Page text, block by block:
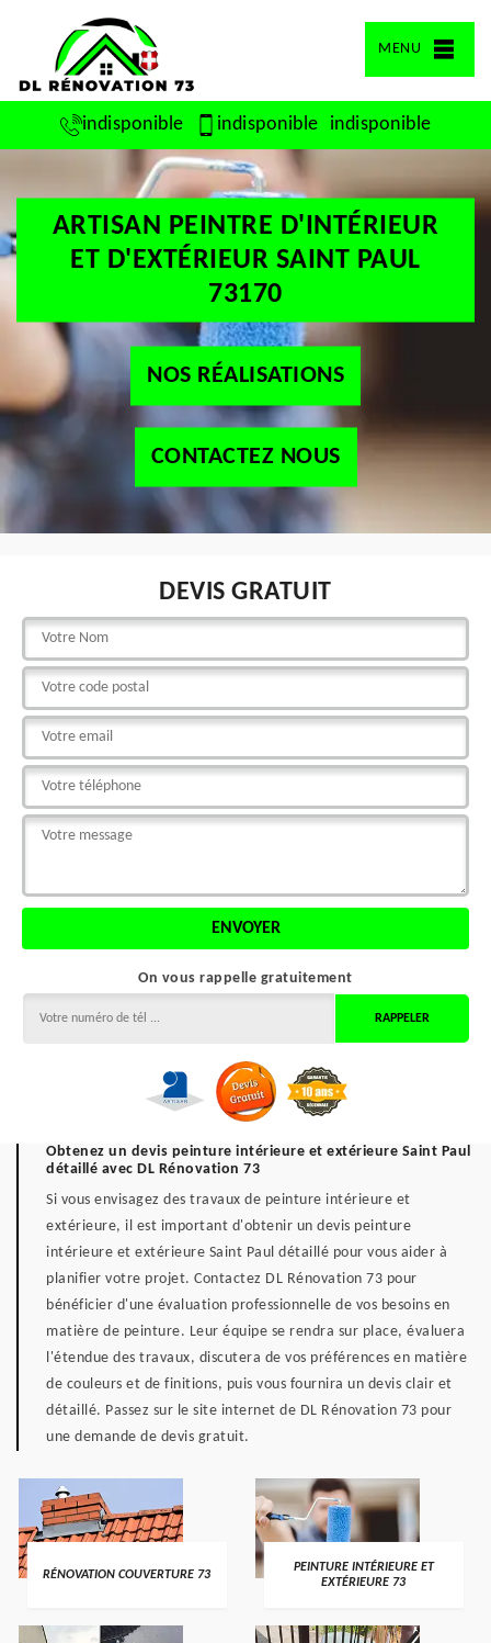
MENU
indisponible indisponible indisponible
ARTISAN PEINTRE D'INTÉRIEUR
ET D'EXTÉRIEUR SAINT PAUL
73170
NOS RÉALISATIONS
CONTACTEZ NOUS
DEVIS GRATUIT
On vous rappelle gratuitement
Obtenez un devis peinture intérieure et extérieure Saint Paul
détaillé avec DL Rénovation 73
Si vous envisagez des travaux de peinture intérieure et
extérieure, il est important d'obtenir un devis peinture
intérieure et extérieure Saint Paul détaillé pour vous aider à
planifier votre projet. Contactez DL Rénovation 73 pour
bénéficier d'une évaluation professionnelle de vos besoins en
matière de peinture. Leur équipe se rendra sur place, évaluera
l'étendue des travaux, discutera de vos préférences en matière
de couleurs et de finitions, puis vous fournira un devis clair et
détaillé. Passez sur le site internet de DL Rénovation 73 pour
une demande de devis gratuit.
RÉNOVATION COUVERTURE 73
PEINTURE INTÉRIEURE ET
EXTÉRIEURE 73